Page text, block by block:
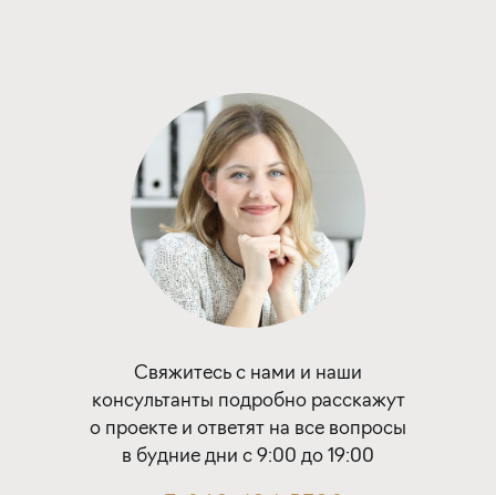
до 30 лет
платёж
37 774 руб.
Подать заявку
Программа от Банка Россия
Семейная ипотека
ставка
от 5,80%
1-й взнос
от 20%
Свяжитесь с нами и наши
консультанты подробно расскажут
о проекте и ответят на все вопросы
в будние дни с 9:00 до 19:00